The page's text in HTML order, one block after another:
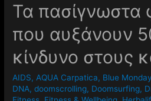
Τα πασίγνωστα
που αυξάνουν
κίνδυνο στους
AIDS,AQUA Carpatica, Blue Monday
DNA,doomscrolling, Doomsurfing,